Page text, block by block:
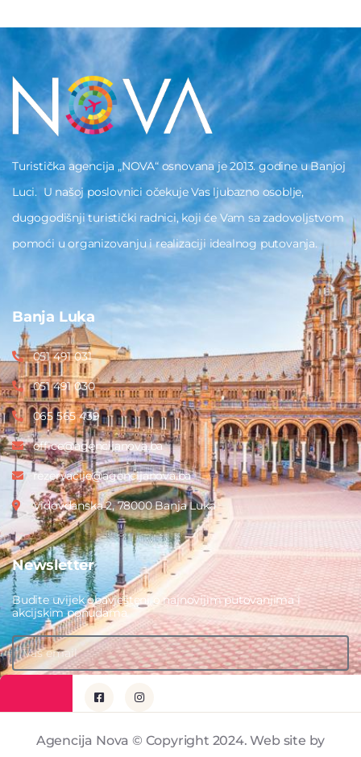
Turistička agencija „NOVA“ osnovana je 2013. godine u Banjoj
Luci. U našoj poslovnici očekuje Vas ljubazno osoblje,
dugogodišnji turistički radnici, koji će Vam sa zadovoljstvom
pomoći u organizovanju i realizaciji idealnog putovanja.
Banja Luka
051 491 031
051 491 030
065 565 439
office@agencijanova.ba
rezervacije@agencijanova.ba
Vidovdanska 2, 78000 Banja Luka
Newsletter
Budite uvijek obavješteni o najnovijim putovanjima i
akcijskim ponudama.
PRIJAVITE SE
Agencija Nova © Copyright 2024. Web site by